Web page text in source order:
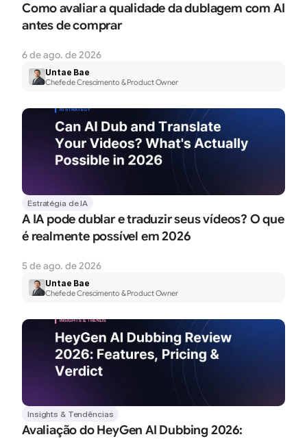
Como avaliar a qualidade da dublagem com AI
antes de comprar
6 de ago. de 2026
Untae Bae
Chefe de Crescimento & Product Owner
Estratégia de IA
A IA pode dublar e traduzir seus vídeos? O que
é realmente possível em 2026
5 de ago. de 2026
Untae Bae
Chefe de Crescimento & Product Owner
Insights & Tendências
Avaliação do HeyGen AI Dubbing 2026: